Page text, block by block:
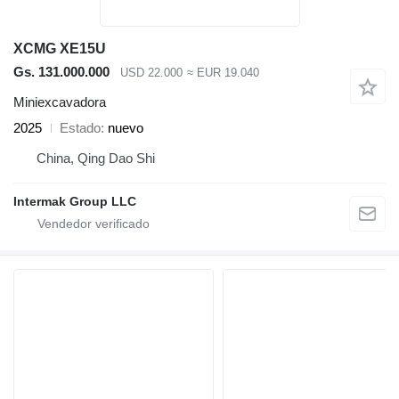
XCMG XE15U
Gs. 131.000.000
USD 22.000 ≈ EUR 19.040
Miniexcavadora
2025
Estado nuevo
China, Qing Dao Shi
Intermak Group LLC